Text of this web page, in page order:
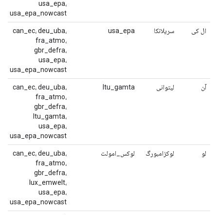
usa_epa،
usa_epa_nowcast
ال کی سریلانکا usa_epa
can_ec، deu_uba،
fra_atmo،
gbr_defra،
usa_epa،
usa_epa_nowcast
آن لیتوانی ltu_gamta
can_ec، deu_uba،
fra_atmo،
gbr_defra،
ltu_gamta،
usa_epa،
usa_epa_nowcast
لو لوکزامبورگ لوکس_امولت
can_ec، deu_uba،
fra_atmo،
gbr_defra،
lux_emwelt،
usa_epa،
usa_epa_nowcast